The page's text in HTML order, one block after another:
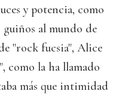
y potencia, como
guiños al mundo de
"rock fucsia", Alice
como la ha llamado
más que intimidad